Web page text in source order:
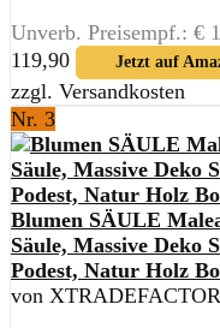
Unverb. Preisempf.: €
119,90
Jetzt auf
zzgl. Versandkosten
Nr. 3
Blumen SÄULE
Säule, Massive Deko
Podest, Natur Holz
von